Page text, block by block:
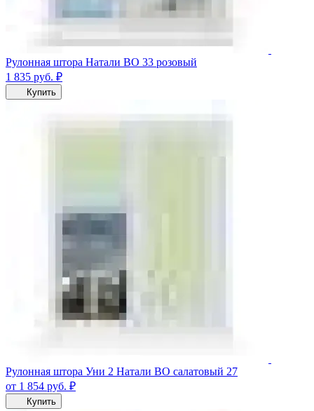
Рулонная штора Натали ВО 33 розовый
1 835 руб. ₽
Купить
Рулонная штора Уни 2 Натали ВО салатовый 27
от 1 854 руб. ₽
Купить